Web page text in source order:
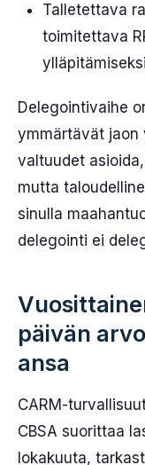
Talletettava
toimitettava
Delegointivaihe
ymmärtävät jaon
valtuudet
mutta
sinulla
delegointi ei
päivän
ansa
CARM-
CBSA suorittaa
lokakuuta,